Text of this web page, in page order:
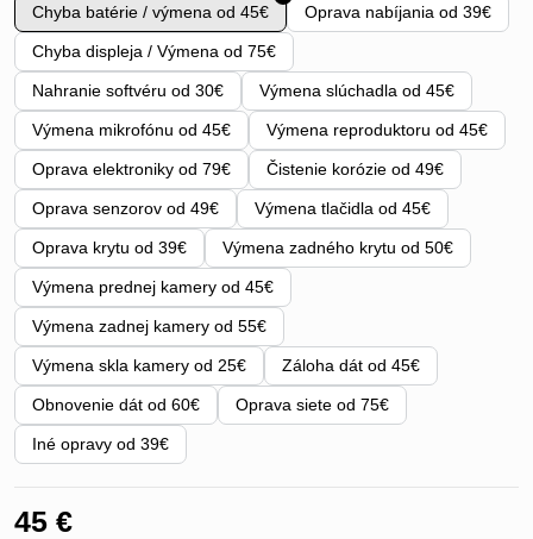
Chyba batérie / výmena od 45€
Oprava nabíjania od 39€
Chyba displeja / Výmena od 75€
Nahranie softvéru od 30€ Výmena slúchadla od 45€
Výmena mikrofónu od 45€ Výmena reproduktoru od 45€
Oprava elektroniky od 79€ Čistenie korózie od 49€
Oprava senzorov od 49€ Výmena tlačidla od 45€
Oprava krytu od 39€ Výmena zadného krytu od 50€
Výmena prednej kamery od 45€
Výmena zadnej kamery od 55€
Výmena skla kamery od 25€ Záloha dát od 45€
Obnovenie dát od 60€ Oprava siete od 75€
Iné opravy od 39€
45 €